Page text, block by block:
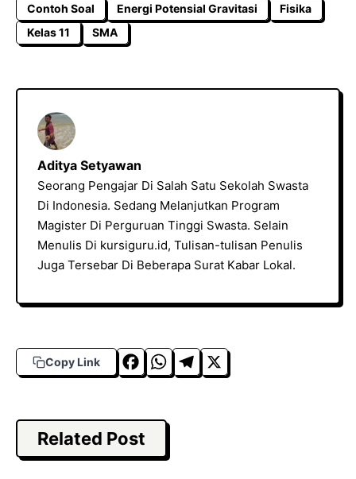
Contoh Soal Energi Potensial Gravitasi
Fisika
Kelas 11
SMA
Aditya Setyawan
Seorang Pengajar Di Salah Satu Sekolah Swasta
Di Indonesia. Sedang Melanjutkan Program
Magister Di Perguruan Tinggi Swasta. Selain
Menulis Di kursiguru.id, Tulisan-tulisan Penulis
Juga Tersebar Di Beberapa Surat Kabar Lokal.
Copy Link
F
c
e
b
W
a
s
T X
Related Post